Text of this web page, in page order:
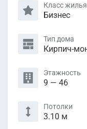
Класс жилья
Бизнес
Тип дома
Кирпич-
Этажность
9 — 46
Потолки
3.10 м